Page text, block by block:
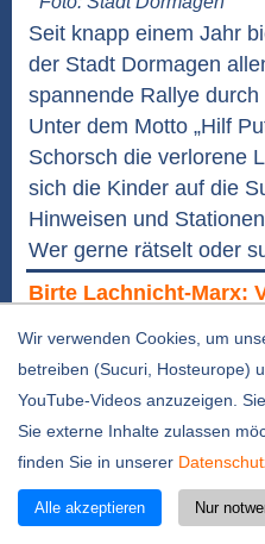
Wir verwenden Cookies, um
betreiben (Sucuri, Hosteurope)
YouTube-Videos anzuzeigen.
Sie externe Inhalte zulassen
finden Sie in unserer
Alle akzeptieren Nur
Seit knapp einem Jahr
der Stadt Dormagen
spannende Rallye
Unter dem Motto „Hilf
Schorsch die verlorene
sich die Kinder auf die
Hinweisen und
Wer gerne rätselt oder
Birte Lachnicht-Marx:
29.07.2026 / 12:31 Uhr